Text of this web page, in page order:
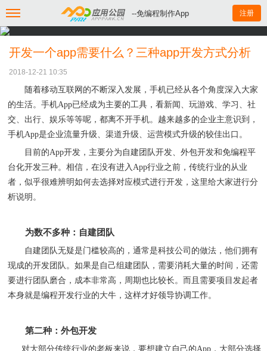
--免编程制作App 注册
开发一个app需要什么？三种app开发方式分析
2018-12-21 10:35
随着移动互联网的不断深入发展，手机已经从各个角度深入大家
的生活。手机App已经成为主要的工具，看新闻、玩游戏、学习、社
交、出行、娱乐等等呢，都离不开手机。 越来越多的企业主意识到 ，
手机App是企业流量升级、 渠道升级、 运营模式升级的较佳出口。
目前的App开发，主要分为自建团队开发、外包开发和免编程平
台化开发三种。相信，在没有进入App行业之前，传统行业的从业
者，似乎很难辨明如何去选择对应模式进行开发，这里给大家进行分
析说明。
为数不多种：自建团队
自建团队无疑是门槛较高的，通常是科技公司的做法，他们拥有
现成的开发团队。如果是自己组建团队，需要消耗大量的时间，还需
要进行团队磨合，成本非常高，周期也比较长。而且需要项目发起者
本身就是编程开发行业的大牛，这样才好领导协调工作。
第二种：外包开发
对大部分传统行业的老板来说，要想建立自己的App，大部分选择